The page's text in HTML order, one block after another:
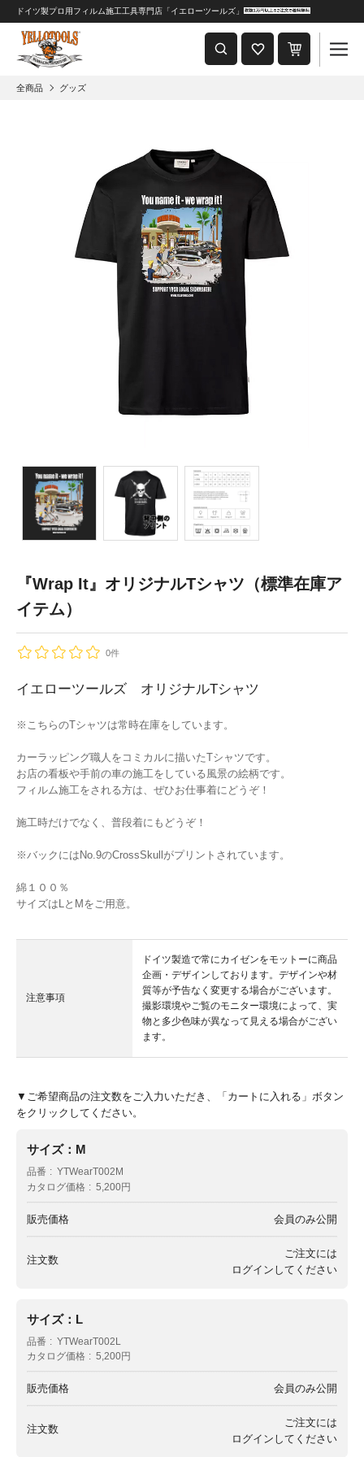
重要なおしらせ
2024年8月1日 価格改定につきまして
ドイツ製プロ用フィルム施工工具専門店「イエローツールズ」
全商品 グッズ
『Wrap It』オリジナルTシャツ（標準在庫ア
イテム）
0件
イエローツールズ オリジナルTシャツ
※こちらのTシャツは常時在庫をしています。
カーラッピング職人をコミカルに描いたTシャツです。
お店の看板や手前の車の施工をしている風景の絵柄です。
フィルム施工をされる方は、ぜひお仕事着にどうぞ！
施工時だけでなく、普段着にもどうぞ！
※バックにはNo.9のCrossSkullがプリントされています。
綿１００％
サイズはLとMをご用意。
注意事項
ドイツ製造で常にカイゼンをモットーに商品
企画・デザインしております。デザインや材
質等が予告なく変更する場合がございます。
撮影環境やご覧のモニター環境によって、実
物と多少色味が異なって見える場合がござい
ます。
▼ご希望商品の注文数をご入力いただき、「カートに入れる」ボタン
をクリックしてください。
サイズ：M
品番
YTWearT002M
カタログ価格
5,200円
販売価格 会員のみ公開
注文数
ご注文には
ログイン してください
サイズ：L
品番
YTWearT002L
カタログ価格
5,200円
販売価格 会員のみ公開
注文数
ご注文には
ログイン してください